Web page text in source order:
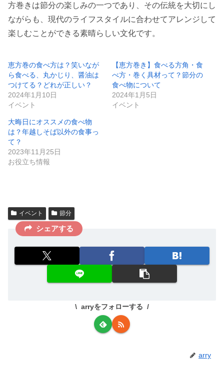
方巻きは節分の楽しみの一つであり、その伝統を大切にし
ながらも、現代のライフスタイルに合わせてアレンジして
楽しむことができる素晴らしい文化です。
恵方巻の食べ方は？笑いなが
ら食べる、丸かじり、醤油は
つけてる？どれが正しい？
2024年1月10日
イベント
【恵方巻き】食べる方角・食
べ方・巻く具材って？節分の
食べ物について
2024年1月5日
イベント
大晦日にオススメの食べ物
は？年越しそば以外の食事っ
て？
2023年11月25日
お役立ち情報
イベント 節分
シェアする
arryをフォローする
arry